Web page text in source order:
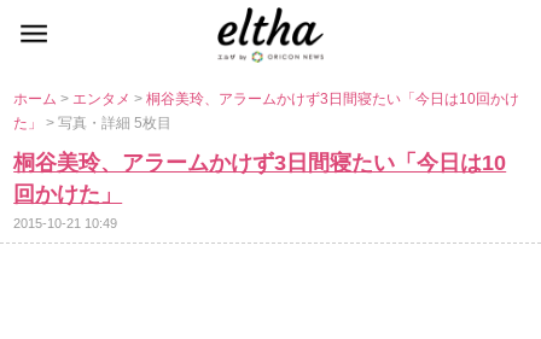
ホーム> エンタメ>桐谷美玲、アラームかけず3日間寝たい「今日は10回かけ
た」> 写真・詳細 5枚目
桐谷美玲、アラームかけず3日間寝たい「今日は10
回かけた」
2015-10-21 10:49